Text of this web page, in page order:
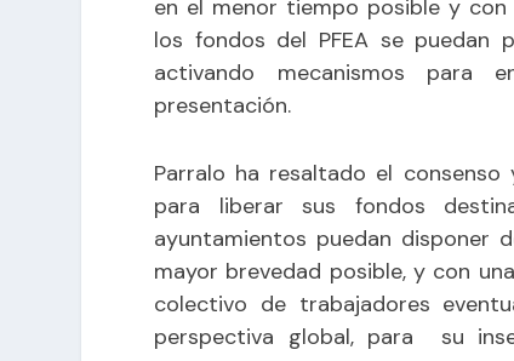
en el menor tiempo posible y
los fondos del PFEA se puedan
activando mecanismos
presentación.
Parralo ha resaltado el
para liberar sus fondos
ayuntamientos puedan disponer
mayor brevedad posible, y con
colectivo de trabajadores
perspectiva global, para su